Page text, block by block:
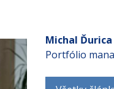
Michal Ďurica